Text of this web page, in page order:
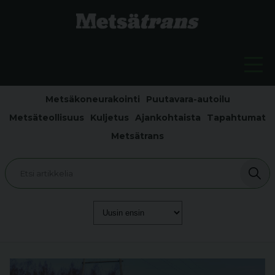
Metsäkoneurakointi
Puutavara-autoilu
Metsäteollisuus
Kuljetus Ajankohtaista
Tapahtumat
Metsätrans